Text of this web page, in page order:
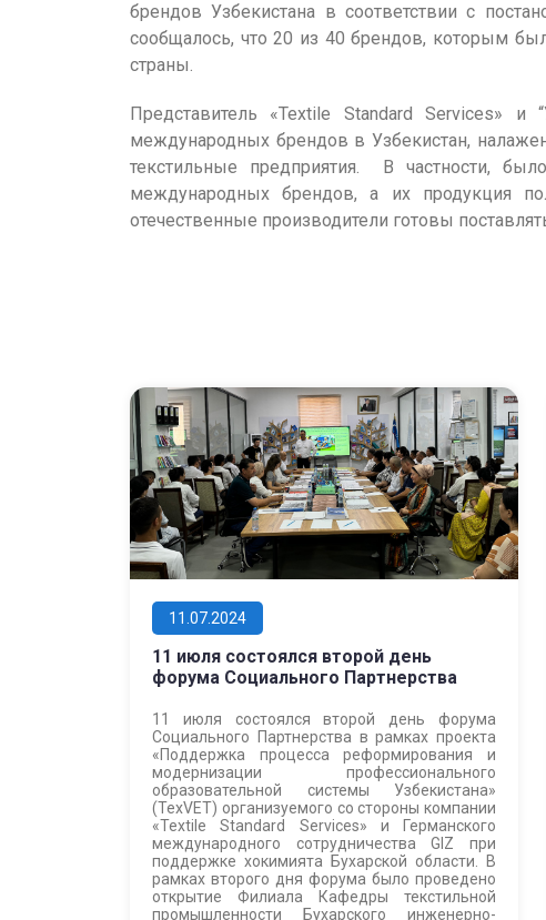
брендов Узбекистана в соответствии с
сообщалось, что 20 из 40 брендов, которым
страны.
Представитель «Textile Standard Services»
международных брендов в Узбекистан,
текстильные предприятия. В частности,
международных брендов, а их продукция
отечественные производители готовы
11.07.2024
11 июля состоялся второй день
форума Социального Партнерства
11 июля состоялся второй день форума
Социального Партнерства в рамках проекта
«Поддержка процесса реформирования и
модернизации профессионального
образовательной системы Узбекистана»
(TexVET) организуемого со стороны компании
«Textile Standard Services» и Германского
международного сотрудничества GIZ при
поддержке хокимията Бухарской области. В
рамках второго дня форума было проведено
открытие Филиала Кафедры текстильной
промышленности Бухарского инженерно-